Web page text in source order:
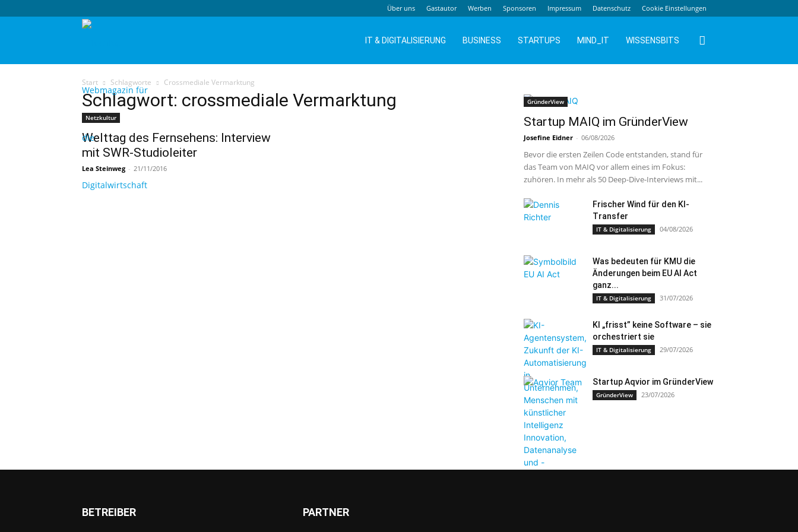
Über uns Gastautor Werben Sponsoren Impressum Datenschutz Cookie Einstellungen
IT & DIGITALISIERUNG BUSINESS STARTUPS MIND_IT WISSENSBITS
Start Schlagworte Crossmediale Vermarktung
Schlagwort: crossmediale Vermarktung
Netzkultur
Welttag des Fernsehens: Interview
mit SWR-Studioleiter
Lea Steinweg - 21/11/2016
GründerView
Startup MAIQ im GründerView
Josefine Eidner - 06/08/2026
Bevor die ersten Zeilen Code entstanden, stand für
das Team von MAIQ vor allem eines im Fokus:
zuhören. In mehr als 50 Deep-Dive-Interviews mit...
Frischer Wind für den KI-
Transfer
IT & Digitalisierung 04/08/2026
Was bedeuten für KMU die
Änderungen beim EU AI Act
ganz...
IT & Digitalisierung 31/07/2026
KI „frisst” keine Software – sie
orchestriert sie
IT & Digitalisierung 29/07/2026
Startup Aqvior im GründerView
GründerView 23/07/2026
BETREIBER PARTNER